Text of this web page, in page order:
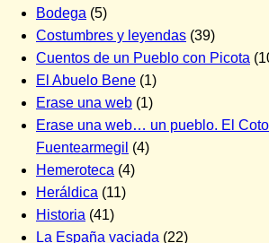
Bodega (5)
Costumbres y leyendas (39)
Cuentos de un Pueblo con Picota
El Abuelo Bene (1)
Erase una web (1)
Erase una web… un pueblo. El
Fuentearmegil (4)
Hemeroteca (4)
Heráldica (11)
Historia (41)
La España vaciada (22)